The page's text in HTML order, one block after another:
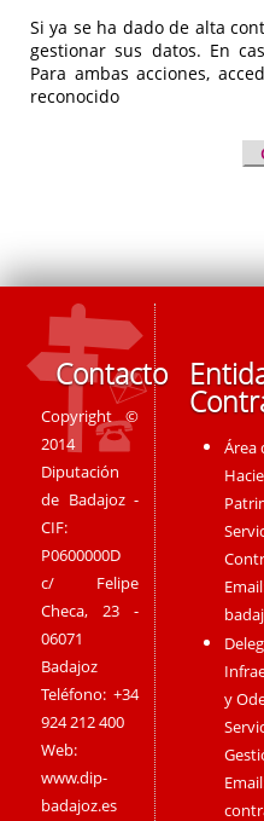
Si ya se ha dado de alta
gestionar sus datos. En
Para ambas acciones,
reconocido
Contacto
Copyright ©
2014
Diputación
de Badajoz -
CIF:
P0600000D
c/ Felipe
Checa, 23 -
06071
Badajoz
Teléfono: +34
924 212 400
Web:
www.dip-
badajoz.es
Entidades
Área
y